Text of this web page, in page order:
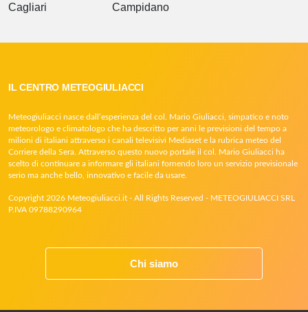
Cagliari
Campidano
IL CENTRO METEOGIULIACCI
Meteogiuliacci nasce dall’esperienza del col. Mario Giuliacci, simpatico e noto
meteorologo e climatologo che ha descritto per anni le previsioni del tempo a
milioni di italiani attraverso i canali televisivi Mediaset e la rubrica meteo del
Corriere della Sera. Attraverso questo nuovo portale il col. Mario Giuliacci ha
scelto di continuare a informare gli italiani fornendo loro un servizio previsionale
serio ma anche bello, innovativo e facile da usare.
Copyright 2026 Meteogiuliacci.it - All Rights Reserved - METEOGIULIACCI SRL
P.IVA 09788290964
Chi siamo